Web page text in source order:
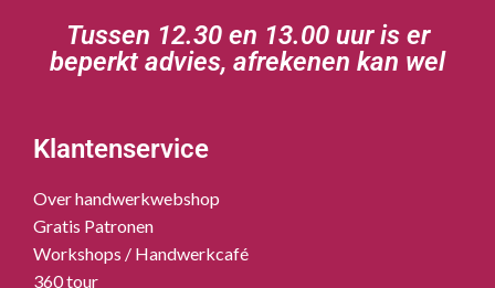
Tussen 12.30 en 13.00 uur is er
beperkt advies, afrekenen kan wel
Klantenservice
Over handwerkwebshop
Gratis Patronen
Workshops / Handwerkcafé
360 tour